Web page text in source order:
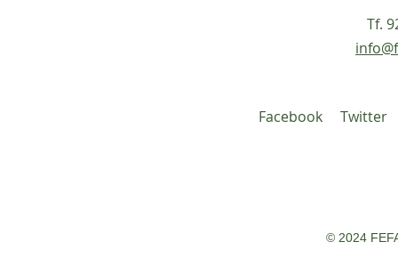
Tf.
Facebook Twitter
© 2024